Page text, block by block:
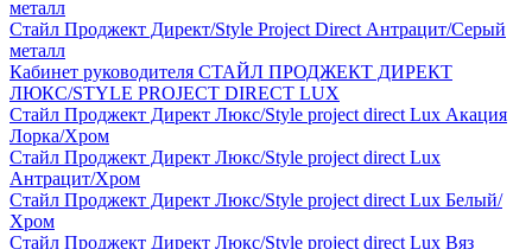
металл
Стайл Проджект Директ/Style Project Direct Антрацит/Серый
металл
Кабинет руководителя СТАЙЛ ПРОДЖЕКТ ДИРЕКТ
ЛЮКС/STYLE PROJECT DIRECT LUX
Стайл Проджект Директ Люкс/Style project direct Lux Акация
Лорка/Хром
Стайл Проджект Директ Люкс/Style project direct Lux
Антрацит/Хром
Стайл Проджект Директ Люкс/Style project direct Lux Белый/
Хром
Стайл Проджект Директ Люкс/Style project direct Lux Вяз